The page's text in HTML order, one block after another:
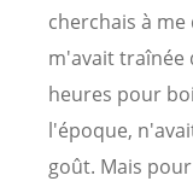
cherchais à
m'avait traînée
heures pour
l'époque,
goût. Mais